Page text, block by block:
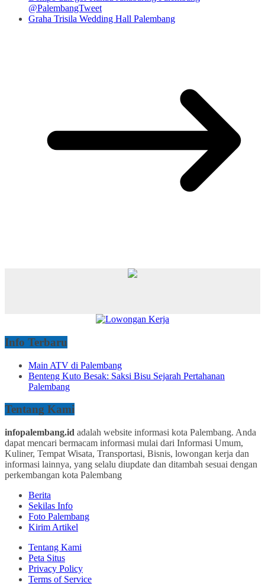
@PalembangTweet
Graha Trisila Wedding Hall Palembang
Info Terbaru
Main ATV di Palembang
Benteng Kuto Besak: Saksi Bisu Sejarah Pertahanan
Palembang
Tentang Kami
infopalembang.id adalah website informasi kota Palembang. Anda
dapat mencari bermacam informasi mulai dari Informasi Umum,
Kuliner, Tempat Wisata, Transportasi, Bisnis, lowongan kerja dan
informasi lainnya, yang selalu diupdate dan ditambah sesuai dengan
perkembangan kota Palembang
Berita
Sekilas Info
Foto Palembang
Kirim Artikel
Tentang Kami
Peta Situs
Privacy Policy
Terms of Service